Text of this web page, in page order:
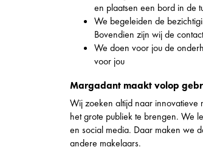
en plaatsen een bord in de
We begeleiden de
Bovendien zijn wij de
We doen voor jou de
voor jou
Margadant maakt volop
Wij zoeken altijd naar innovatieve
het grote publiek te brengen. We
en social media. Daar maken we
andere makelaars.